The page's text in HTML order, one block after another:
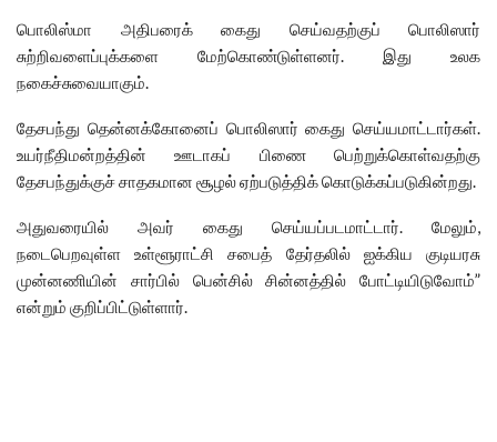
பொலிஸ்மா அதிபரைக் கைது செய்வதற்குப் பொலிஸார்
சுற்றிவளைப்புக்களை மேற்கொண்டுள்ளனர். இது உலக
நகைச்சுவையாகும்.
தேசபந்து தென்னக்கோனைப் பொலிஸார் கைது செய்யமாட்டார்கள்.
உயர்நீதிமன்றத்தின் ஊடாகப் பிணை பெற்றுக்கொள்வதற்கு
தேசபந்துக்குச் சாதகமான சூழல் ஏற்படுத்திக் கொடுக்கப்படுகின்றது.
அதுவரையில் அவர் கைது செய்யப்படமாட்டார். மேலும்,
நடைபெறவுள்ள உள்ளூராட்சி சபைத் தேர்தலில் ஐக்கிய குடியரசு
முன்னணியின் சார்பில் பென்சில் சின்னத்தில் போட்டியிடுவோம்”
என்றும் குறிப்பிட்டுள்ளார்.